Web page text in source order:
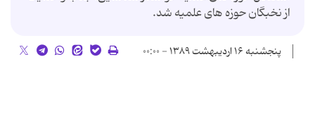
از نخبگان حوزه های علمیه شد.
پنجشنبه ۱۶ اردیبهشت ۱۳۸۹ - ۰۰:۰۰